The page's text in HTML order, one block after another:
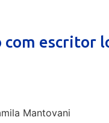
escritor